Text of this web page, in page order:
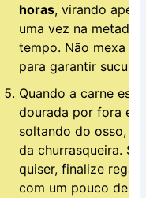
horas, virando
uma vez na metade
tempo. Não mexa
para garantir
Quando a carne
dourada por fora e
soltando do osso,
da churrasqueira. Se
quiser, finalize
com um pouco de